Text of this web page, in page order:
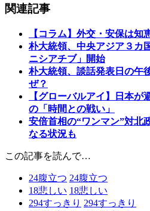
関連記事
【コラム】外交・安保は知
朴大統領、中央アジア３カ
ニシアチブ」開始
朴大統領、談話発表日の午
ぜ？
【グローバルアイ】日本
の「時間との戦い」
安倍首相の“ワンマン”対北
なる状況も
この記事を読んで…
24腹立つ 24腹立つ
18悲しい 18悲しい
294すっきり 294すっきり